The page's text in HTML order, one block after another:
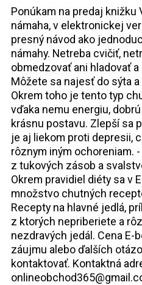
Ponúkam na predaj knižku
námaha, v elektronickej
presný návod ako
námahy. Netreba cvičiť,
obmedzovať ani hladovať
Môžete sa najesť do sýta
Okrem toho je tento typ
vďaka nemu energiu,
krásnu postavu. Zlepší sa
je aj liekom proti depresii,
rôznym iným ochoreniam.
z tukových zásob a
Okrem pravidiel diéty sa v
množstvo chutných
Recepty na hlavné jedlá,
z ktorých nepriberiete a
nezdravých jedál. Cena E-
záujmu alebo ďalších
kontaktovať. Kontaktná